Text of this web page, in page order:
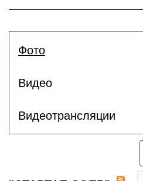
Фото
Видео
Видеотрансляции